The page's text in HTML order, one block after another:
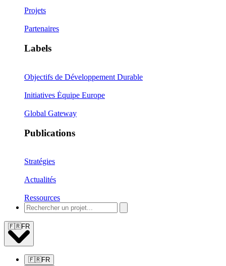
Projets
Partenaires
Labels
Objectifs de Développement Durable
Initiatives Équipe Europe
Global Gateway
Publications
Stratégies
Actualités
Ressources
🇫🇷FR
🇫🇷FR